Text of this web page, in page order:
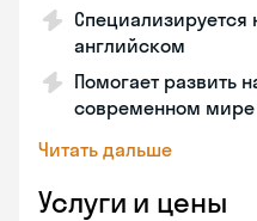
Специализируется
английском
Помогает развить
современном мире
Читать дальше
Услуги и цены